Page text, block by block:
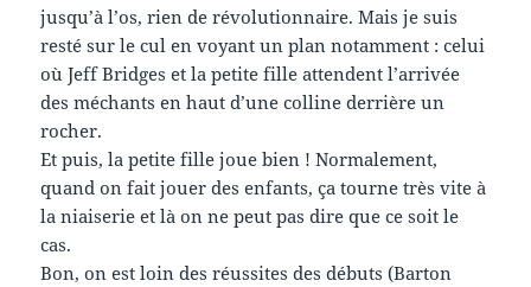
jusqu’à l’os, rien de révolutionnaire. Mais je suis
resté sur le cul en voyant un plan notamment : celui
où Jeff Bridges et la petite fille attendent l’arrivée
des méchants en haut d’une colline derrière un
rocher.
Et puis, la petite fille joue bien ! Normalement,
quand on fait jouer des enfants, ça tourne très vite à
la niaiserie et là on ne peut pas dire que ce soit le
cas.
Bon, on est loin des réussites des débuts (Barton